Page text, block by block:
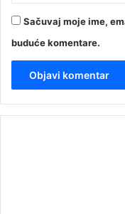
Sačuvaj moje ime,
buduće komentare.